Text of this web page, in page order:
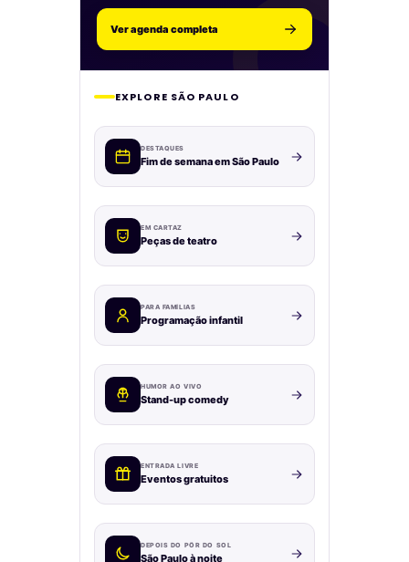
Ver agenda completa
EXPLORE SÃO PAULO
DESTAQUES
Fim de semana em São Paulo
EM CARTAZ
Peças de teatro
PARA FAMÍLIAS
Programação infantil
HUMOR AO VIVO
Stand-up comedy
ENTRADA LIVRE
Eventos gratuitos
DEPOIS DO PÔR DO SOL
São Paulo à noite